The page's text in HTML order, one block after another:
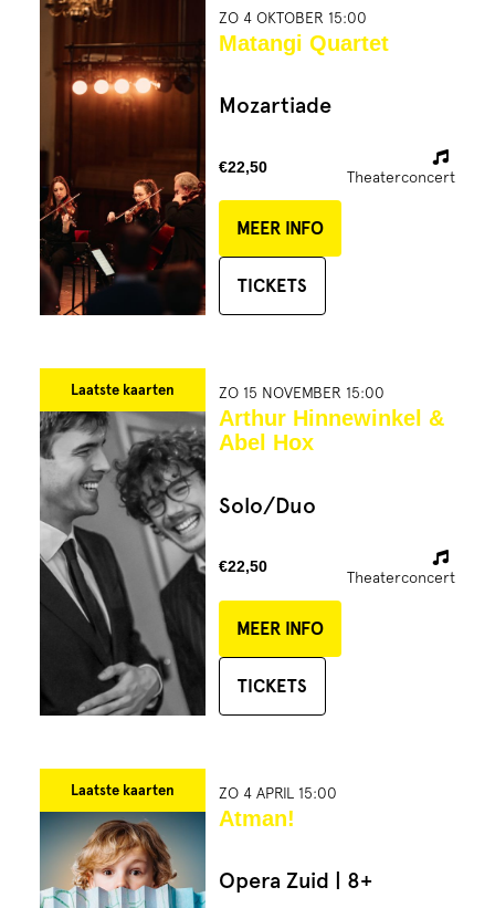
ZO 4 OKTOBER 15:00
Matangi Quartet
Mozartiade
€22,50
Theaterconcert
MEER INFO
TICKETS
Laatste kaarten ZO 15 NOVEMBER 15:00
Arthur Hinnewinkel &
Abel Hox
Solo/Duo
€22,50
Theaterconcert
MEER INFO
TICKETS
Laatste kaarten ZO 4 APRIL 15:00
Atman!
Opera Zuid | 8+